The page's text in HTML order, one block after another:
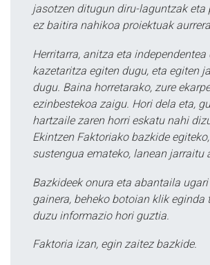
jasotzen ditugun diru-laguntzak eta
ez baitira nahikoa proiektuak
Herritarra, anitza eta independentea
kazetaritza egiten dugu, eta egiten
dugu. Baina horretarako, zure
ezinbestekoa zaigu. Hori dela eta,
hartzaile zaren horri eskatu nahi
Ekintzen Faktoriako bazkide
sustengua emateko, lanean jarraitu
Bazkideek onura eta abantaila
gainera, beheko botoian klik eginda
duzu informazio hori guztia.
Faktoria izan, egin zaitez bazkide.